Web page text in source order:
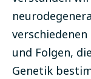
und Folgen,
Genetik